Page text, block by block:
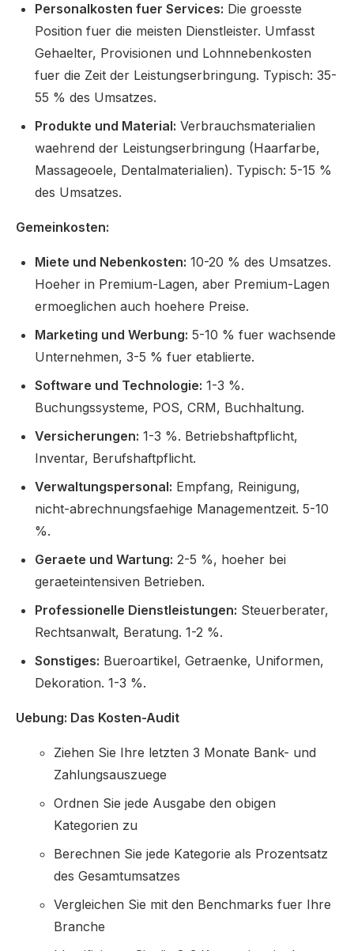
Personalkosten fuer Services: Die groesste
Position fuer die meisten Dienstleister. Umfasst
Gehaelter, Provisionen und Lohnnebenkosten
fuer die Zeit der Leistungserbringung. Typisch: 35-
55 % des Umsatzes.
Produkte und Material: Verbrauchsmaterialien
waehrend der Leistungserbringung (Haarfarbe,
Massageoele, Dentalmaterialien). Typisch: 5-15 %
des Umsatzes.
Gemeinkosten:
Miete und Nebenkosten: 10-20 % des Umsatzes.
Hoeher in Premium-Lagen, aber Premium-Lagen
ermoeglichen auch hoehere Preise.
Marketing und Werbung: 5-10 % fuer wachsende
Unternehmen, 3-5 % fuer etablierte.
Software und Technologie: 1-3 %.
Buchungssysteme, POS, CRM, Buchhaltung.
Versicherungen: 1-3 %. Betriebshaftpflicht,
Inventar, Berufshaftpflicht.
Verwaltungspersonal: Empfang, Reinigung,
nicht-abrechnungsfaehige Managementzeit. 5-10
%.
Geraete und Wartung: 2-5 %, hoeher bei
geraeteintensiven Betrieben.
Professionelle Dienstleistungen: Steuerberater,
Rechtsanwalt, Beratung. 1-2 %.
Sonstiges: Bueroartikel, Getraenke, Uniformen,
Dekoration. 1-3 %.
Uebung: Das Kosten-Audit
Ziehen Sie Ihre letzten 3 Monate Bank- und
Zahlungsauszuege
Ordnen Sie jede Ausgabe den obigen
Kategorien zu
Berechnen Sie jede Kategorie als Prozentsatz
des Gesamtumsatzes
Vergleichen Sie mit den Benchmarks fuer Ihre
Branche